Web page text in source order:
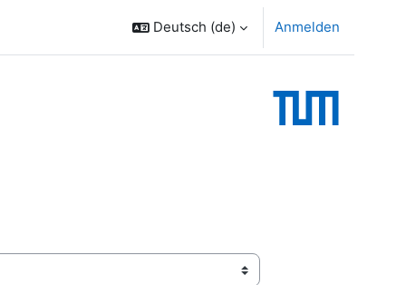
Deutsch ‎(de)‎ Anmelden